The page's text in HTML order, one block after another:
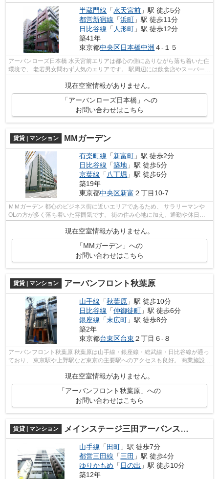
半蔵門線 「水天宮前 」駅 徒歩5分
都営新宿線 「浜町 」駅 徒歩11分
日比谷線 「 人形町 」駅 徒歩12分
築41年
東京都中央区日本橋中洲 ４-１５
アーバンローズ日本橋 水天宮前エリアは都心の側にありながら落ち着いた住
環境で、 老若男女問わず人気のエリアです。 駅周辺には飲食店やスーパーな
現在空室情報がありません。
「アーバンローズ日本橋」への
お問い合わせはこちら
賃貸 | マンション MMガーデン
有楽町線 「新富町 」駅 徒歩2分
日比谷線 「築地 」駅 徒歩5分
京葉線 「 八丁堀 」駅 徒歩6分
築19年
東京都中央区新富 ２丁目10-7
ＭＭガーデン 都心のビジネス街に近いエリアであるため、 サラリーマンや
OLの方が多く落ち着いた雰囲気です。 街の住み心地に加え、通勤や休日の
遊び、 どちらにも高い利便性を誇る...
現在空室情報がありません。
「MMガーデン」への
お問い合わせはこちら
賃貸 | マンション アーバンフロント秋葉原
山手線 「秋葉原 」駅 徒歩10分
日比谷線 「仲御徒町 」駅 徒歩6分
銀座線 「末広町 」駅 徒歩8分
築2年
東京都台東区台東 ２丁目６-８
アーバンフロント秋葉原 秋葉原は山手線・銀座線・総武線・日比谷線が通っ
ており、 東京駅や上野駅など東京の主要駅へのアクセスも良好。 商業施設や
飲食店も充実しており、生活に便...
現在空室情報がありません。
「アーバンフロント秋葉原」への
お問い合わせはこちら
賃貸 | マンション メインステージ三田アーバンスクエア
山手線 「 田町 」駅 徒歩7分
都営三田線 「三田 」駅 徒歩4分
ゆりかもめ 「 日の出 」駅 徒歩10分
築12年